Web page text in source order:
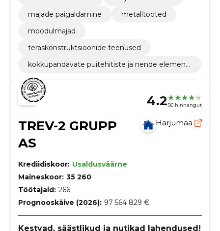
majade paigaldamine
metalltooted
moodulmajad
teraskonstruktsioonide teenused
kokkupandavate puitehitiste ja nende elementi
4.256 hinnangut
TREV-2 GRUPP
AS
Harjumaa
Krediidiskoor: Usaldusväärne
Maineskoor: 35 260
Töötajaid: 266
Prognooskäive (2026): 97 564 829 €
Kestvad, säästlikud ja nutikad lahendused!